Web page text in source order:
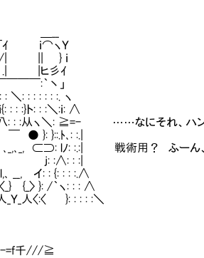
ヽＹ
} ｉ
彡ｲ
￣:｀丶」
: : : :. ヽ
: : :＼:ｉ: ∧
ヽ＼: ≧=- ……なにそれ、ハンド
}::.ﾄ､: :.|
lﾉ: :.:| 戦術用？ ふーん、
: :|
イ: : {: : : :.∧
}: /｀ヽ: : : ∧
〈:〈 }: : : : :＼
≧